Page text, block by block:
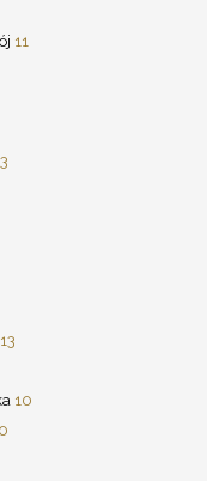
11
13
10